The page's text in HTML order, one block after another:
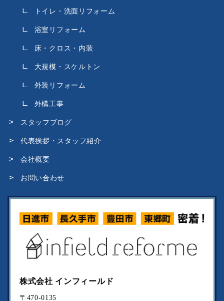
トイレ・洗面リフォーム
浴室リフォーム
床・クロス・内装
大規模・スケルトン
外装リフォーム
外構工事
スタッフブログ
代表挨拶・スタッフ紹介
会社概要
お問い合わせ
株式会社 インフィールド
〒470-0135